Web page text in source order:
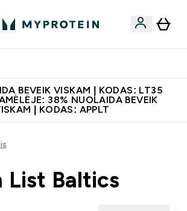
BEVEIK VISKAM | KODAS: LT35
38% NUOLAIDA BEVEIK
| KODAS: APPLT
List Baltics